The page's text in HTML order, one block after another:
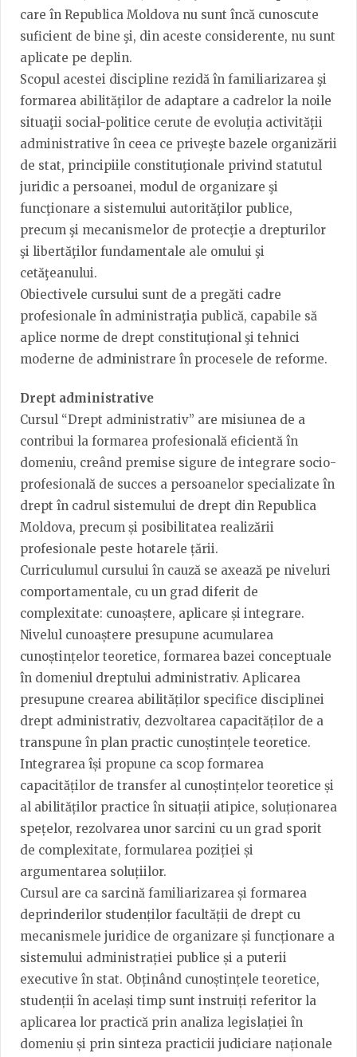
care în Republica Moldova nu sunt încă cunoscute
suficient de bine şi, din aceste considerente, nu sunt
aplicate pe deplin.
Scopul acestei discipline rezidă în familiarizarea şi
formarea abilităţilor de adaptare a cadrelor la noile
situaţii social-politice cerute de evoluţia activităţii
administrative în ceea ce priveşte bazele organizării
de stat, principiile constituţionale privind statutul
juridic a persoanei, modul de organizare şi
funcţionare a sistemului autorităţilor publice,
precum şi mecanismelor de protecţie a drepturilor
şi libertăţilor fundamentale ale omului şi
cetăţeanului.
Obiectivele cursului sunt de a pregăti cadre
profesionale în administraţia publică, capabile să
aplice norme de drept constituţional şi tehnici
moderne de administrare în procesele de reforme.
Drept administrative
Cursul “Drept administrativ” are misiunea de a
contribui la formarea profesională eficientă în
domeniu, creând premise sigure de integrare socio-
profesională de succes a persoanelor specializate în
drept în cadrul sistemului de drept din Republica
Moldova, precum și posibilitatea realizării
profesionale peste hotarele țării.
Curriculumul cursului în cauză se axează pe niveluri
comportamentale, cu un grad diferit de
complexitate: cunoaștere, aplicare și integrare.
Nivelul cunoaștere presupune acumularea
cunoștințelor teoretice, formarea bazei conceptuale
în domeniul dreptului administrativ. Aplicarea
presupune crearea abilităților specifice disciplinei
drept administrativ, dezvoltarea capacităților de a
transpune în plan practic cunoștințele teoretice.
Integrarea își propune ca scop formarea
capacităților de transfer al cunoștințelor teoretice și
al abilităților practice în situații atipice, soluționarea
spețelor, rezolvarea unor sarcini cu un grad sporit
de complexitate, formularea poziției și
argumentarea soluțiilor.
Cursul are ca sarcină familiarizarea și formarea
deprinderilor studenților facultății de drept cu
mecanismele juridice de organizare și funcționare a
sistemului administrației publice și a puterii
executive în stat. Obținând cunoștințele teoretice,
studenții în același timp sunt instruiți referitor la
aplicarea lor practică prin analiza legislației în
domeniu și prin sinteza practicii judiciare naționale